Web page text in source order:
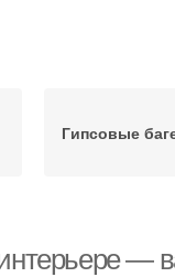
Гипсовые
—